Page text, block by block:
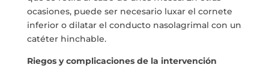
ocasiones, puede ser necesario luxar el cornete
inferior o dilatar el conducto nasolagrimal con un
catéter hinchable.
Riegos y complicaciones de la intervención